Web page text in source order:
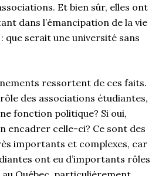
Et bien sûr, elles ont
dans l’émancipation de la vie
que serait une université sans
ressortent de ces faits.
des associations étudiantes,
fonction politique? Si oui,
encadrer celle-ci? Ce sont des
importants et complexes, car
ont eu d’importants rôles